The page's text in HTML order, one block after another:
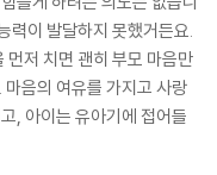
력이 발달하지 못했거든요.
먼저 치면 괜히 부모 마음만
음의 여유를 가지고 사랑
, 아이는 유아기에 접어들